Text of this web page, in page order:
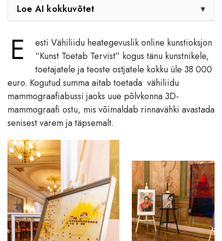
Loe AI kokkuvõtet ▾
E
esti Vähiliidu heategevuslik online kunstioksjon
“Kunst Toetab Tervist” kogus tänu kunstnikele,
toetajatele ja teoste ostjatele kokku üle 38 000
euro. Kogutud summa aitab toetada vähiliidu
mammograafiabussi jaoks uue põlvkonna 3D-
mammograafi ostu, mis võimaldab rinnavähki avastada
senisest varem ja täpsemalt.